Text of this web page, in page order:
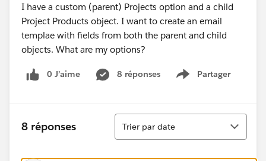
I have a custom (parent) Projects option and a child
Project Products object. I want to create an email
templae with fields from both the parent and child
objects. What are my options?
0 J’aime 8 réponses Partager
Show menu
8 réponses
Tri
Trier par date